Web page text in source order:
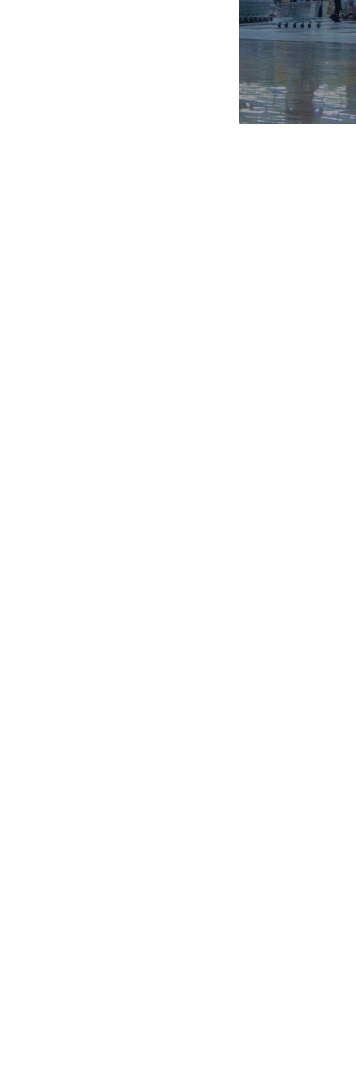
доверии, партнерстве и развитии.
лежит в основе взаимоотношений
компании, между
сотрудниками, в том числе в
стратегических решений.